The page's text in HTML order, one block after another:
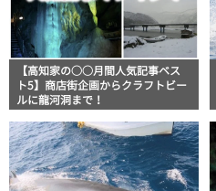
【高知家の○○月間人気記事ベス
ト5】商店街企画からクラフトビー
ルに龍河洞まで！